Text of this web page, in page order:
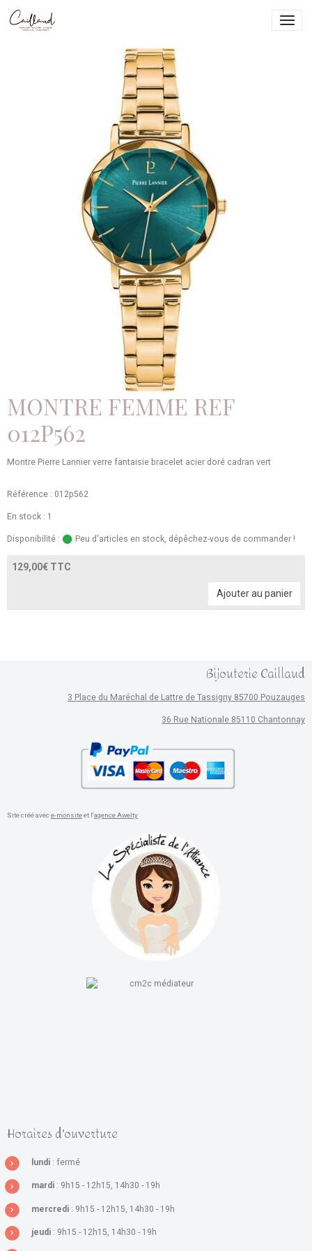
MONTRE FEMME REF
012P562
Montre Pierre Lannier verre fantaisie bracelet acier doré cadran vert
Référence : 012p562
En stock : 1
Disponibilité : Peu d'articles en stock, dépêchez-vous de commander !
129,00€ TTC
Ajouter au panier
Bijouterie Caillaud
3 Place du Maréchal de Lattre de Tassigny 85700 Pouzauges
36 Rue Nationale 85110 Chantonnay
Site créé avece-monsiteet l'agence Awelty
Horaires d'ouverture
lundi : fermé
mardi : 9h15 - 12h15, 14h30 - 19h
mercredi : 9h15 - 12h15, 14h30 - 19h
jeudi : 9h15 - 12h15, 14h30 - 19h